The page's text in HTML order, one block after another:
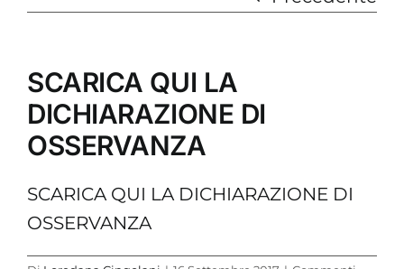
SCARICA QUI LA
DICHIARAZIONE DI
OSSERVANZA
SCARICA QUI LA DICHIARAZIONE DI
OSSERVANZA